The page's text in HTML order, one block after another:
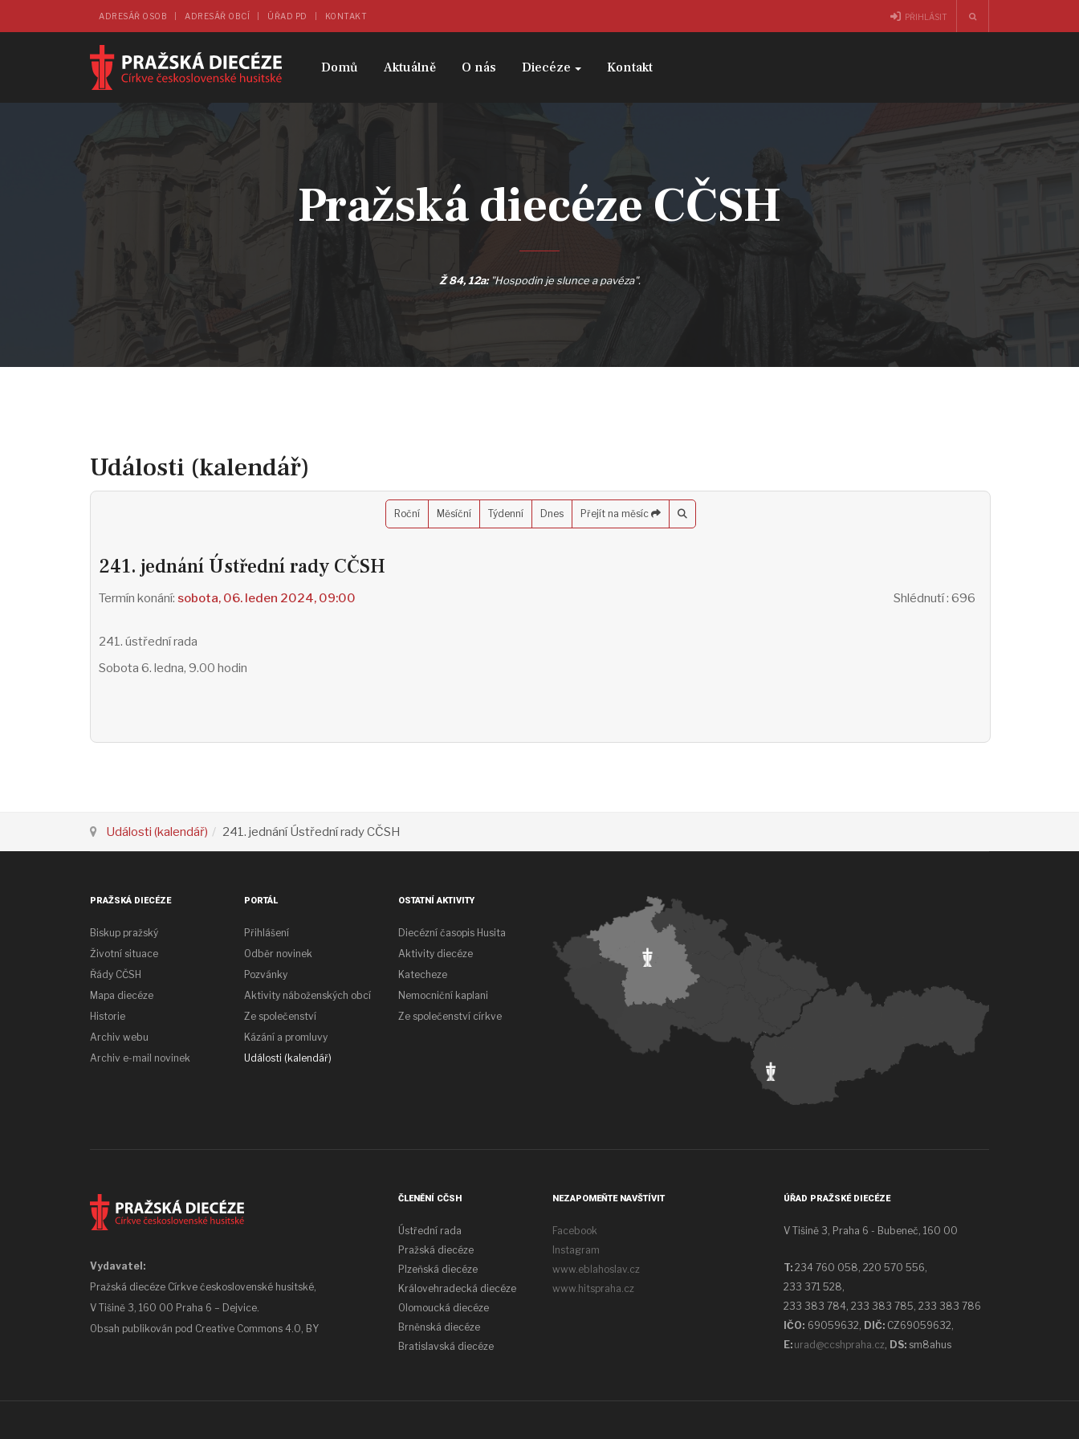
ADRESÁŘ OSOB ADRESÁŘ OBCÍ ÚŘAD PD KONTAKT PŘIHLÁSIT
Domů Aktuálně O nás Diecéze Kontakt
Pražská diecéze CČSH
Ž 84, 12a:"Hospodin je slunce a pavéza".
Události (kalendář)
Roční Měsíční Týdenní Dnes Přejít na měsíc
241. jednání Ústřední rady CČSH
sobota, 06. leden 2024, 09:00 Shlédnutí: 696
241. ústřední rada
Sobota 6. ledna, 9.00 hodin
Události (kalendář) 241. jednání Ústřední rady CČSH
PRAŽSKÁ DIECÉZE
Biskup pražský
Životní situace
Řády CČSH
Mapa diecéze
Historie
Archiv webu
Archiv e-mail novinek
PORTÁL
Přihlášení
Odběr novinek
Pozvánky
Aktivity náboženských obcí
Ze společenství
Kázání a promluvy
Události (kalendář)
OSTATNÍ AKTIVITY
Diecézní časopis Husita
Aktivity diecéze
Katecheze
Nemocniční kaplani
Ze společenství církve
Vydavatel:
Pražská diecéze Církve československé husitské,
V Tišině 3, 160 00 Praha 6 – Dejvice.
Obsah publikován pod Creative Commons 4.0, BY
ČLENĚNÍ CČSH
Ústřední rada
Pražská diecéze
Plzeňská diecéze
Královehradecká diecéze
Olomoucká diecéze
Brněnská diecéze
Bratislavská diecéze
NEZAPOMEŇTE NAVŠTÍVIT
Facebook
Instagram
www.eblahoslav.cz
www.hitspraha.cz
ÚŘAD PRAŽSKÉ DIECÉZE
V Tišině 3, Praha 6 - Bubeneč, 160 00
T: 234 760 058, 220 570 556,
233 371 528,
233 383 784, 233 383 785, 233 383 786
IČO: 69059632, DIČ: CZ69059632,
E: urad@ccshpraha.cz, DS: sm8ahus